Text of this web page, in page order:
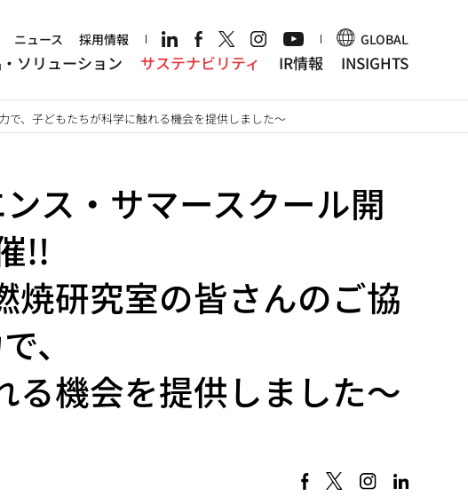
ニュース 採用情報 GLOBAL
ソリューション サステナビリティ IR情報 INSIGHTS
で、子どもたちが科学に触れる機会を提供しました～
ス・サマースクール開
!!
焼研究室の皆さんのご協
、
る機会を提供しました～